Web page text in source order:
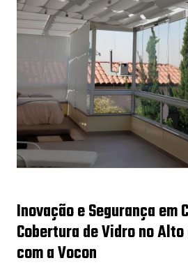
Inovação e Segurança em
Cobertura de Vidro no
com a Vocon